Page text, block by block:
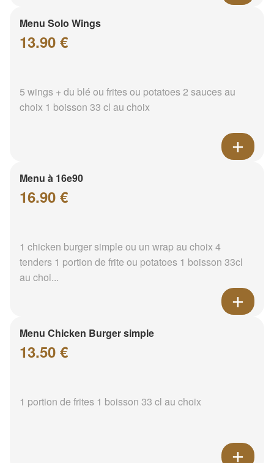
Menu Solo Wings
13.90 €
5 wings + du blé ou frites ou potatoes 2 sauces au
choix 1 boisson 33 cl au choix
Menu à 16e90
16.90 €
1 chicken burger simple ou un wrap au choix 4
tenders 1 portion de frite ou potatoes 1 boisson 33cl
au choi...
Menu Chicken Burger simple
13.50 €
1 portion de frites 1 boisson 33 cl au choix